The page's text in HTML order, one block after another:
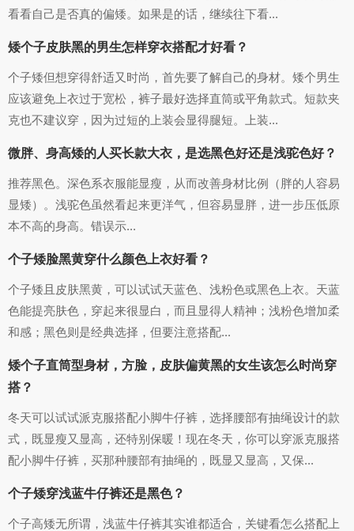
看看自己是否真的偏矮。如果是的话，继续往下看...
矮个子皮肤黑的男生怎样穿衣搭配才好看？
个子矮但想穿得舒适又时尚，首先要了解自己的身材。矮个男生
应该避免上衣过于宽松，裤子最好选择直筒或平角款式。短款夹
克也不建议穿，因为过短的上装会显得腿短。上装...
微胖、身高矮的人买长款大衣，是选黑色好还是浅驼色好？
推荐黑色。深色系衣服能显瘦，从而改善身材比例（胖的人容易
显矮）。浅驼色虽然看起来更洋气，但容易显胖，进一步压低原
本不高的身高。错误示...
个子矮脸黑黄穿什么颜色上衣好看？
个子矮且皮肤黑黄，可以试试天蓝色、浅粉色或黑色上衣。天蓝
色能提亮肤色，穿起来很显白，而且显得人精神；浅粉色增加柔
和感；黑色则是经典选择，但要注意搭配...
矮个子直筒型身材，方脸，皮肤偏黄黑的女生该怎么时尚穿
搭？
冬天可以试试派克服搭配小脚牛仔裤，选择腰部有抽绳设计的款
式，既显瘦又显高，还特别保暖！现在冬天，你可以穿派克服搭
配小脚牛仔裤，买那种腰部有抽绳的，既显又显高，又保...
个子矮穿浅蓝牛仔裤还是黑色？
个子高矮无所谓，浅蓝牛仔裤其实谁都适合，关键看怎么搭配上